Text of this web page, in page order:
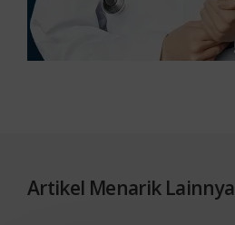
Artikel Menarik Lainnya